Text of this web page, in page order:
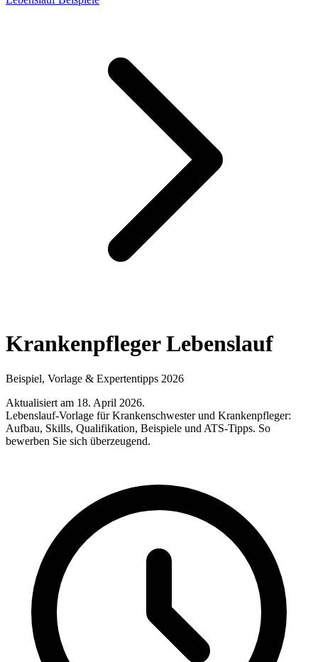
Krankenpfleger Lebenslauf
Beispiel, Vorlage & Expertentipps 2026
Aktualisiert am 18. April 2026.
Lebenslauf-Vorlage für Krankenschwester und Krankenpfleger:
Aufbau, Skills, Qualifikation, Beispiele und ATS-Tipps. So
bewerben Sie sich überzeugend.